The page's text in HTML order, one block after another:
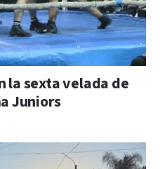
la sexta velada de
Juniors